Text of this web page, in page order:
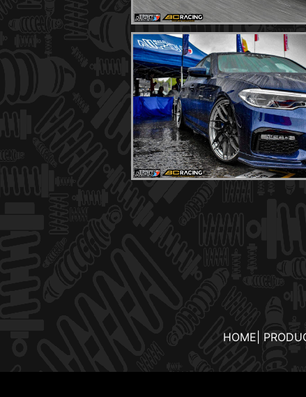
HOME